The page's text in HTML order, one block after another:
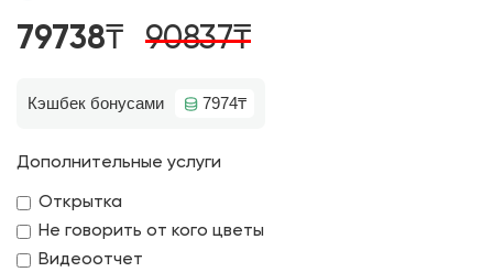
79738₸ 90837₸
Кэшбек бонусами 7974₸
Дополнительные услуги
Открытка
Не говорить от кого цветы
Видеоотчет